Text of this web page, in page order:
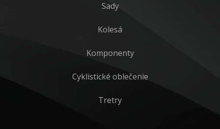
Sady
Kolesá
Komponenty
Cyklistické oblečenie
Tretry